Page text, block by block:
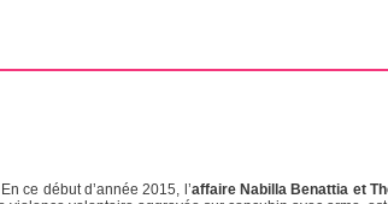
ce début d’année 2015, l’affaire Nabilla Benattia et